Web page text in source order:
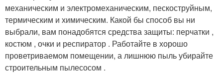
механическим и электромеханическим, пескоструйным,
термическим и химическим. Какой бы способ вы ни
выбрали, вам понадобятся средства защиты: перчатки ,
костюм , очки и респиратор . Работайте в хорошо
проветриваемом помещении, а лишнюю пыль убирайте
строительным пылесосом .